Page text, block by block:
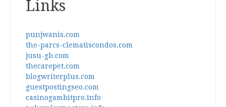
Links
punjwanis.com
the-parcs-clematiscondos.com
jusu-gb.com
thecarepet.com
blogwriterplus.com
guestpostingseo.com
casinogambitpro.info